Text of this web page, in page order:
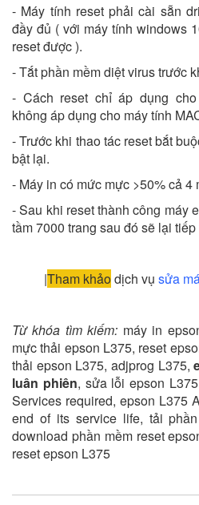
- Máy tính reset phải cài sẵn
đầy đủ ( với máy tính windows
reset được ).
- Tắt phần mềm diệt virus trước
- Cách reset chỉ áp dụng
không áp dụng cho máy tính
- Trước khi thao tác reset bắt
bật lại.
- Máy in có mức mực >50% cả 4
- Sau khi reset thành công máy
tầm 7000 trang sau đó sẽ lại
|Tham khảo dịch vụ sửa
Từ khóa tìm kiếm: máy in
mực thải epson L375, reset
thải epson L375, adjprog L375,
luân phiên, sửa lỗi epson
Services required, epson L375
end of its service life, tải
download phần mềm reset
reset epson L375